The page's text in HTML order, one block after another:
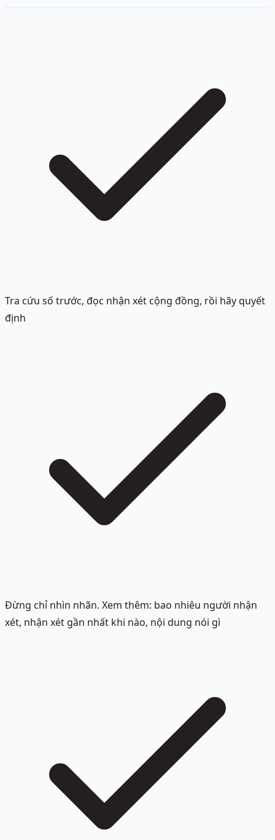
Tra cứu số trước, đọc nhận xét cộng đồng, rồi hãy quyết
định
Đừng chỉ nhìn nhãn. Xem thêm: bao nhiêu người nhận
xét, nhận xét gần nhất khi nào, nội dung nói gì